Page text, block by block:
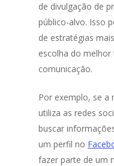
de divulgação de
público-alvo. Isso
de estratégias
escolha do
comunicação.
Por exemplo, se a
utiliza as redes
buscar
um perfil no
fazer parte de um